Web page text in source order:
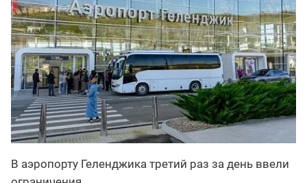
В аэропорту Геленджика третий раз за день ввели